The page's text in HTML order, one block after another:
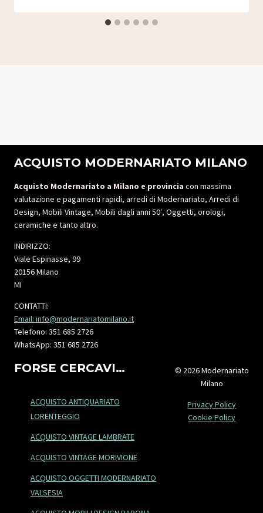
ACQUISTO MODERNARIATO MILANO
Acquisto Modernariato a Milano e provincia con massima
valutazione e pagamenti rapidi, arredi di Modernariato, Arredi di
Design, Mobili Vintage, Mobili dagli anni 50′, Oggetti, orologi,
ceramiche e tanto altro.
INDIRIZZO:
Viale Espinasse, 99
20156 Milano
MI
CONTATTI:
Email: info@modernariatomilano.it
Telefono: 351 685 2726
WhatsApp: 351 685 2726
FORSE CERCAVI…
ACQUISTO ANTIQUARIATO
LORENTEGGIO
ACQUISTO VINTAGE LAMBRATE
ACQUISTO VINTAGE MORIVIONE
ACQUISTO OGGETTI MODERNARIATO
VALSESIA
© 2026 Modernariato
Milano
Privacy Policy
Cookie Policy